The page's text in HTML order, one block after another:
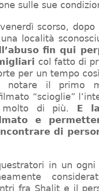
sulle sue
scorso,
località
fin qui
col fatto di
per un tempo
notare il primo
“scioglie”
di più. E
e
di
in un
fra Shalit e il